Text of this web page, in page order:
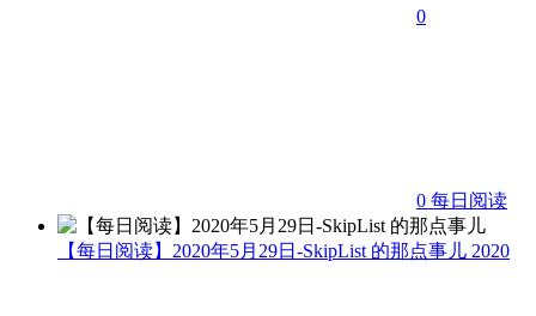
0
0 每日阅读
【每日阅读】2020年5月29日-SkipList 的那点事儿 2020